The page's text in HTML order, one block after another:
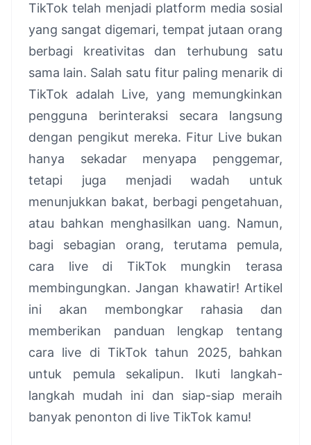
TikTok telah menjadi platform media sosial
yang sangat digemari, tempat jutaan orang
berbagi kreativitas dan terhubung satu
sama lain. Salah satu fitur paling menarik di
TikTok adalah Live, yang memungkinkan
pengguna berinteraksi secara langsung
dengan pengikut mereka. Fitur Live bukan
hanya sekadar menyapa penggemar,
tetapi juga menjadi wadah untuk
menunjukkan bakat, berbagi pengetahuan,
atau bahkan menghasilkan uang. Namun,
bagi sebagian orang, terutama pemula,
cara live di TikTok mungkin terasa
membingungkan. Jangan khawatir! Artikel
ini akan membongkar rahasia dan
memberikan panduan lengkap tentang
cara live di TikTok tahun 2025, bahkan
untuk pemula sekalipun. Ikuti langkah-
langkah mudah ini dan siap-siap meraih
banyak penonton di live TikTok kamu!